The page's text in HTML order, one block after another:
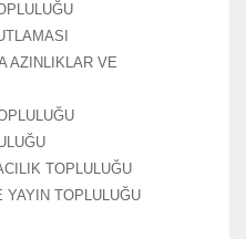
AZINLIKLAR VE
TOPLULUĞU
YAYIN TOPLULUĞU